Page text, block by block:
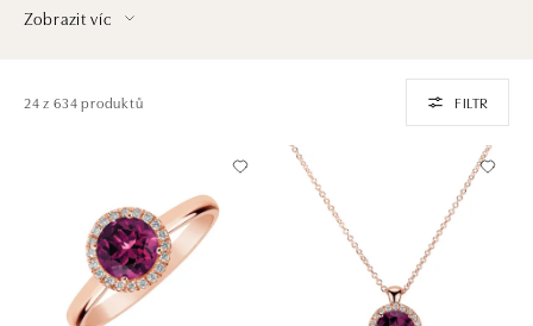
Zobrazit víc
24 z 634 produktů FILTR